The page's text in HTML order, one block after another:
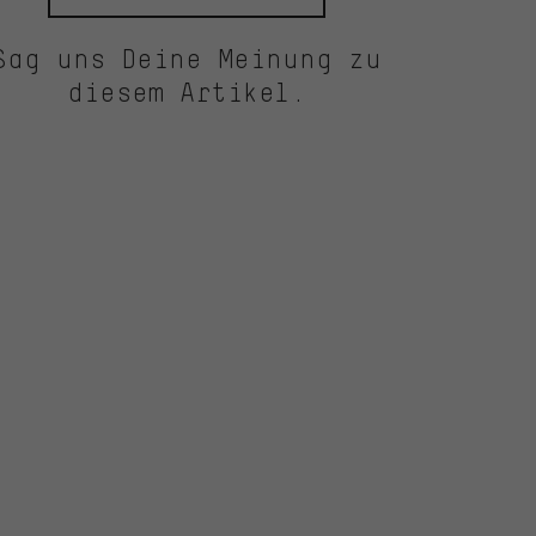
uns Deine Meinung zu
diesem Artikel.